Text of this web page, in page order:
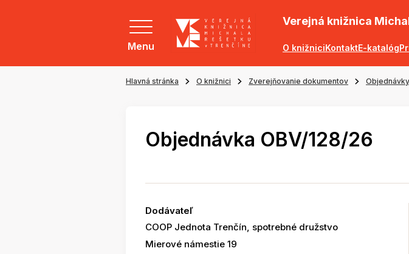
Menu
Verejná knižnica
O knižniciKontaktE-katalóg
Hlavná stránka O knižnici Zverejňovanie dokumentov Objednávky
Objednávka OBV/128/26
Dodávateľ
COOP Jednota Trenčín, spotrebné družstvo
Mierové námestie 19